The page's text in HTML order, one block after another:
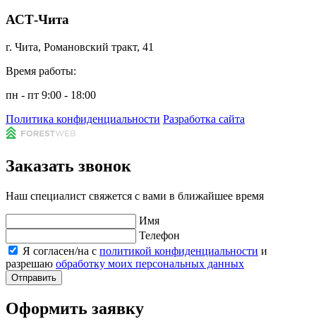
АСТ-Чита
г. Чита, Романовский тракт, 41
Время работы:
пн - пт 9:00 - 18:00
Политика конфиденциальности Разработка сайта
Заказать звонок
Наш специалист свяжется с вами в ближайшее время
Имя
Телефон
Я согласен/на с политикой конфиденциальности и
разрешаю обработку моих персональных данных
Отправить
Оформить заявку